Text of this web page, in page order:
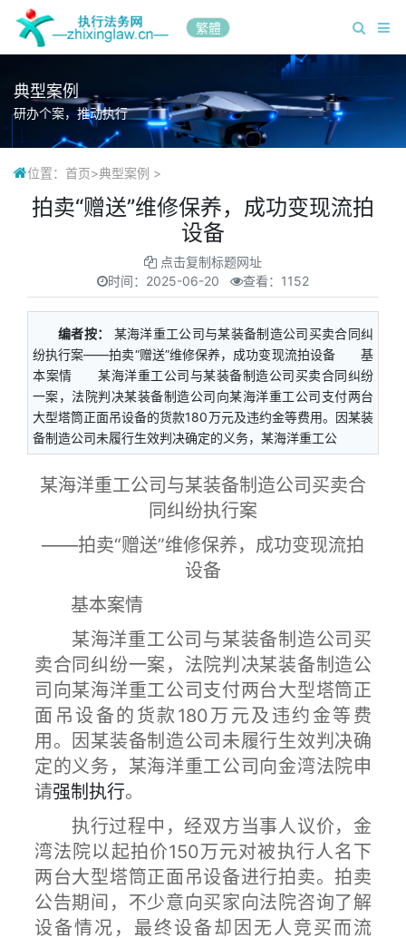
繁體
典型案例
研办个案，推动执行
位置： 首页>典型案例 >
拍卖“赠送”维修保养，成功变现流拍
设备
点击复制标题网址
时间： 2025-06-20 查看：1152
编者按：
某海洋重工公司与某装备制造公司买卖合同纠
纷执行案——拍卖“赠送”维修保养，成功变现流拍设备 基
本案情 某海洋重工公司与某装备制造公司买卖合同纠纷
一案，法院判决某装备制造公司向某海洋重工公司支付两台
大型塔筒正面吊设备的货款180万元及违约金等费用。因某装
备制造公司未履行生效判决确定的义务，某海洋重工公
某海洋重工公司与某装备制造公司买卖合
同纠纷执行案
——拍卖“赠送”维修保养，成功变现流拍
设备
基本案情
某海洋重工公司与某装备制造公司买
卖合同纠纷一案，法院判决某装备制造公
司向某海洋重工公司支付两台大型塔筒正
面吊设备的货款180万元及违约金等费
用。因某装备制造公司未履行生效判决确
定的义务，某海洋重工公司向金湾法院申
请强制执行。
执行过程中，经双方当事人议价，金
湾法院以起拍价150万元对被执行人名下
两台大型塔筒正面吊设备进行拍卖。拍卖
公告期间，不少意向买家向法院咨询了解
设备情况，最终设备却因无人竞买而流